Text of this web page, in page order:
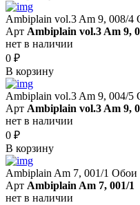
Ambiplain vol.3 Am 9, 008/4
Арт Ambiplain vol.3 Am 9,
нет в наличии
0 ₽
В корзину
Ambiplain vol.3 Am 9, 004/5
Арт Ambiplain vol.3 Am 9,
нет в наличии
0 ₽
В корзину
Ambiplain Am 7, 001/1 Обои
Арт Ambiplain Am 7, 001/1
нет в наличии